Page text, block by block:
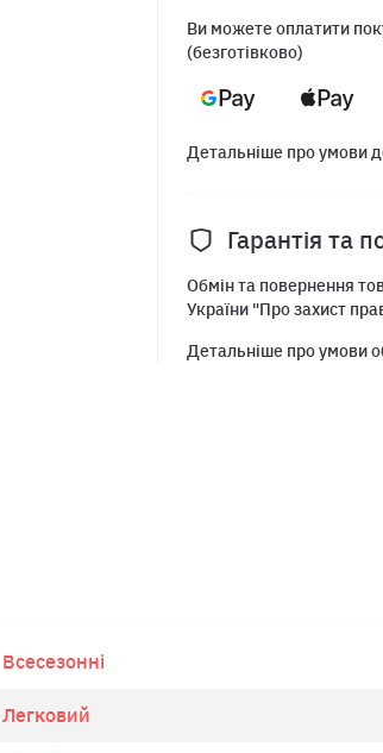
Ви можете оплатити
(безготівково)
Детальніше про умови
Гарантія та
Обмін та повернення
України "Про захист
Детальніше про умови
Всесезонні
Легковий